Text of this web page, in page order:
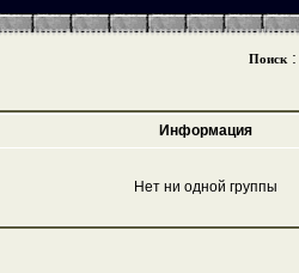
Поиск:
Информация
Нет ни одной группы